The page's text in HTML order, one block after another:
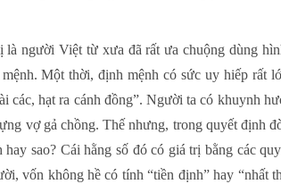
người Việt từ xưa đã rất ưa chuộng dùng
Một thời, định mệnh có sức uy hiếp rất
các, hạt ra cánh đồng”. Người ta có khuynh
vợ gả chồng. Thế nhưng, trong quyết định
sao? Cái hằng số đó có giá trị bằng các
vốn không hề có tính “tiền định” hay “nhất